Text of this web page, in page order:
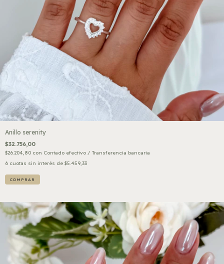
Anillo serenity
$32.756,00
$26.204,80 con Contado efectivo / Transferencia bancaria
6 cuotas sin interés de $5.459,33
COMPRAR